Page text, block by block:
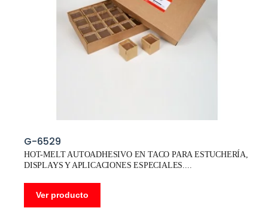
G-6529
HOT-MELT AUTOADHESIVO EN TACO PARA ESTUCHERÍA,
DISPLAYS Y APLICACIONES ESPECIALES.
Ver producto